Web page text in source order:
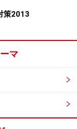
みます。
ーコム
グラと検索する
が表示されます。
（花粉飛散の少
策2013
マ